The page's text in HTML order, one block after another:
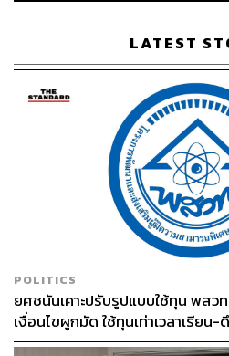
LATEST
POLITICS
ยศชนันเคาะปรับรูปแบบใช้ทุน พส
เงื่อนไขผูกมัด ใช้ทุนเท่าเวลาเรีย
ดันให้มีผลย้อนหลัง